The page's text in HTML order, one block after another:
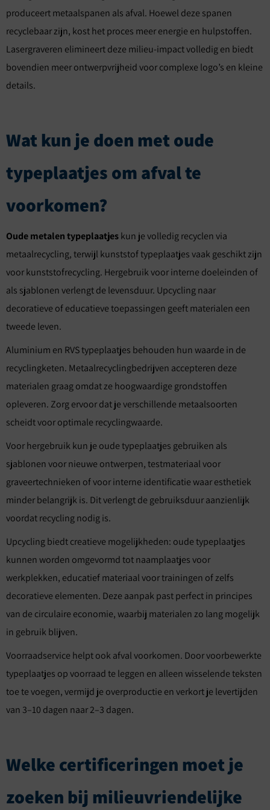
produceert metaalspanen als afval. Hoewel deze spanen
recyclebaar zijn, kost het proces meer energie en hulpstoffen.
Lasergraveren elimineert deze milieu-impact volledig en biedt
bovendien meer ontwerpvrijheid voor complexe logo’s en kleine
details.
Wat kun je doen met oude
typeplaatjes om afval te
voorkomen?
Oude metalen typeplaatjeskun je volledig recyclen via
metaalrecycling, terwijl kunststof typeplaatjes vaak geschikt zijn
voor kunststofrecycling. Hergebruik voor interne doeleinden of
als sjablonen verlengt de levensduur. Upcycling naar
decoratieve of educatieve toepassingen geeft materialen een
tweede leven.
Aluminium en RVS typeplaatjes behouden hun waarde in de
recyclingketen. Metaalrecyclingbedrijven accepteren deze
materialen graag omdat ze hoogwaardige grondstoffen
opleveren. Zorg ervoor dat je verschillende metaalsoorten
scheidt voor optimale recyclingwaarde.
Voor hergebruik kun je oude typeplaatjes gebruiken als
sjablonen voor nieuwe ontwerpen, testmateriaal voor
graveertechnieken of voor interne identificatie waar esthetiek
minder belangrijk is. Dit verlengt de gebruiksduur aanzienlijk
voordat recycling nodig is.
Upcycling biedt creatieve mogelijkheden: oude typeplaatjes
kunnen worden omgevormd tot naamplaatjes voor
werkplekken, educatief materiaal voor trainingen of zelfs
decoratieve elementen. Deze aanpak past perfect in principes
van de circulaire economie, waarbij materialen zo lang mogelijk
in gebruik blijven.
Voorraadservice helpt ook afval voorkomen. Door voorbewerkte
typeplaatjes op voorraad te leggen en alleen wisselende teksten
toe te voegen, vermijd je overproductie en verkort je levertijden
van 3–10 dagen naar 2–3 dagen.
Welke certificeringen moet je
zoeken bij milieuvriendelijke